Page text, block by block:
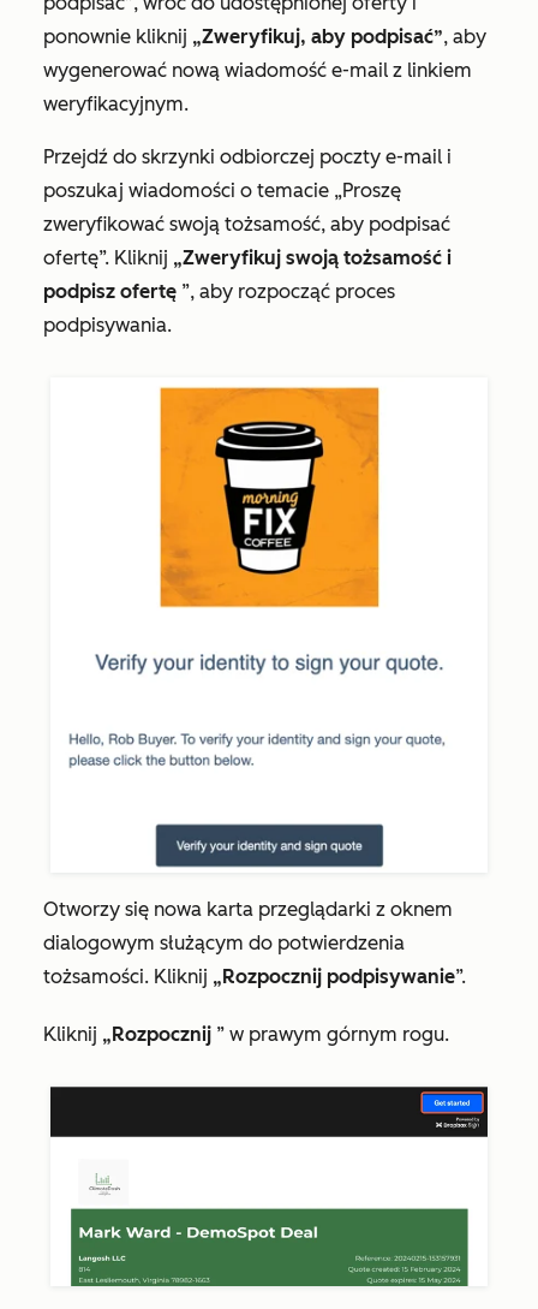
ponownie kliknij „Zweryfikuj, aby podpisać”, aby
wygenerować nową wiadomość e-mail z linkiem
weryfikacyjnym.
Przejdź do skrzynki odbiorczej poczty e-mail i
poszukaj wiadomości o temacie „Proszę
zweryfikować swoją tożsamość, aby podpisać
ofertę”. Kliknij „Zweryfikuj swoją tożsamość i
podpisz ofertę ”, aby rozpocząć proces
podpisywania.
Otworzy się nowa karta przeglądarki z oknem
dialogowym służącym do potwierdzenia
tożsamości. Kliknij „Rozpocznij podpisywanie”.
Kliknij „Rozpocznij ” w prawym górnym rogu.